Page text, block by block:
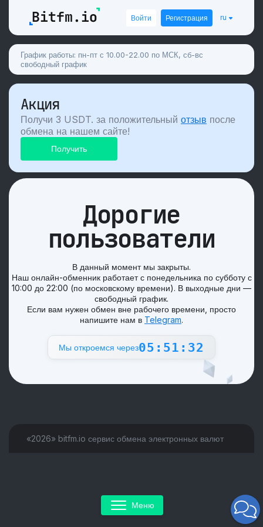
Войти Регистрация ru
График работы: пн-пт с 10.00-22.00 по МСК, сб-вс
свободный график
Акция
Получи 3 USDT. за положительный отзыв после
обмена на нашем сайте!
Дорогие
пользователи
В данный момент мы закрыты.
Наш онлайн-обменник работает с понедельника по субботу с
10:00 до 22:00 (по московскому времени). В выходные дни —
свободный график.
Если вам нужен обмен вне рабочего времени, просто
напишите нам в Telegram.
Мы откроемся через05:51:32
«2026» bitfm.io сервис обмена электронных валют
Меню